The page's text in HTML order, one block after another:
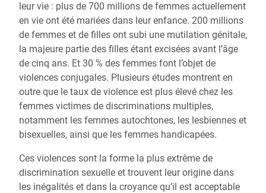
leur vie : plus de 700 millions de femmes actuellement
en vie ont été mariées dans leur enfance. 200 millions
de femmes et de filles ont subi une mutilation génitale,
la majeure partie des filles étant excisées avant l’âge
de cinq ans. Et 30 % des femmes font l’objet de
violences conjugales. Plusieurs études montrent en
outre que le taux de violence est plus élevé chez les
femmes victimes de discriminations multiples,
notamment les femmes autochtones, les lesbiennes et
bisexuelles, ainsi que les femmes handicapées.
Ces violences sont la forme la plus extrême de
discrimination sexuelle et trouvent leur origine dans
les inégalités et dans la croyance qu’il est acceptable